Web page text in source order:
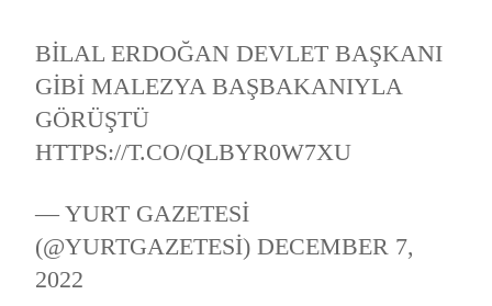
BILAL ERDOĞAN DEVLET BAŞKANI
GIBI MALEZYA BAŞBAKANIYLA
GÖRÜŞTÜ
HTTPS://T.CO/QLBYR0W7XU
— YURT GAZETESI
(@YURTGAZETESI)DECEMBER 7,
2022